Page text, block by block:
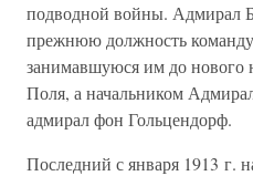
подводной войны. Адмирал
прежнюю должность
занимавшуюся им до нового
Поля, а начальником
адмирал фон Гольцендорф.
Последний с января 1913 г.